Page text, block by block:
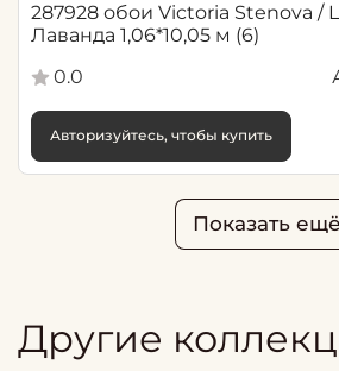
287928 обои Victoria Stenova /
Лаванда 1,06*10,05 м (6)
0.0
Авторизуйтесь, чтобы купить
Показать ещё
Другие